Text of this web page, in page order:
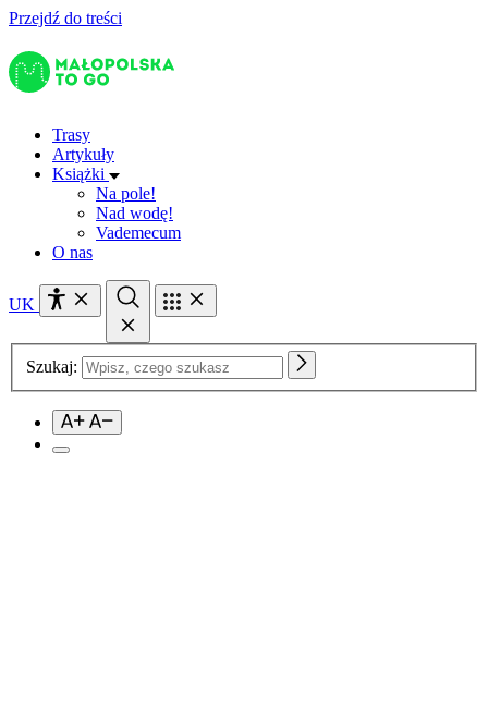
Przejdź do treści
Trasy
Artykuły
Książki
Na pole!
Nad wodę!
Vademecum
O nas
UK
Szukaj: